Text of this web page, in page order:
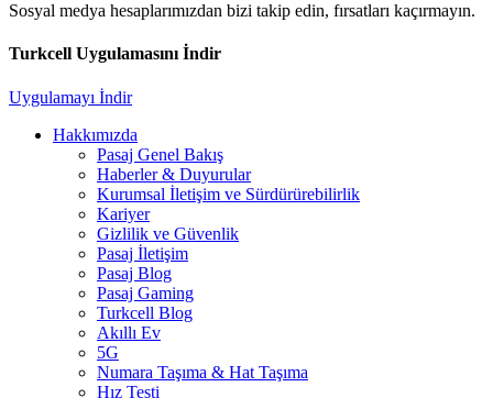
Sosyal medya hesaplarımızdan bizi takip edin, fırsatları kaçırmayın.
Turkcell Uygulamasını İndir
Uygulamayı İndir
Hakkımızda
Pasaj Genel Bakış
Haberler & Duyurular
Kurumsal İletişim ve Sürdürürebilirlik
Kariyer
Gizlilik ve Güvenlik
Pasaj İletişim
Pasaj Blog
Pasaj Gaming
Turkcell Blog
Akıllı Ev
5G
Numara Taşıma & Hat Taşıma
Hız Testi